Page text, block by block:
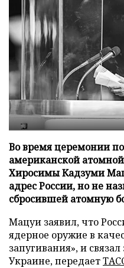
Во время церемонии
американской
Хиросимы Кадзуми
адрес России, но не
сбросившей атомную
Мацуи заявил, что
ядерное оружие в
запугивания», и
Украине, передает